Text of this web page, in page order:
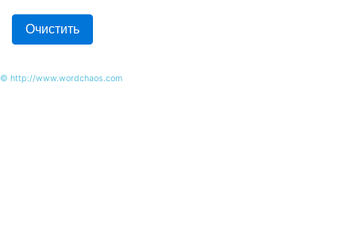
© http://www.wordchaos.com